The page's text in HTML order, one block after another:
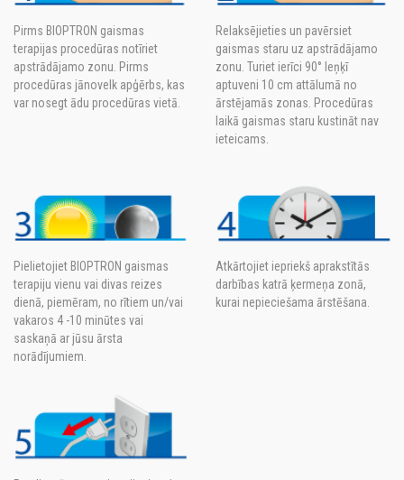
Pirms BIOPTRON gaismas
terapijas procedūras notīriet
apstrādājamo zonu. Pirms
procedūras jānovelk apģērbs, kas
var nosegt ādu procedūras vietā.
Relaksējieties un pavērsiet
gaismas staru uz apstrādājamo
zonu. Turiet ierīci 90° leņķī
aptuveni 10 cm attālumā no
ārstējamās zonas. Procedūras
laikā gaismas staru kustināt nav
ieteicams.
Pielietojiet BIOPTRON gaismas
terapiju vienu vai divas reizes
dienā, piemēram, no rītiem un/vai
vakaros 4 -10 minūtes vai
saskaņā ar jūsu ārsta
norādījumiem.
Atkārtojiet iepriekš aprakstītās
darbības katrā ķermeņa zonā,
kurai nepieciešama ārstēšana.